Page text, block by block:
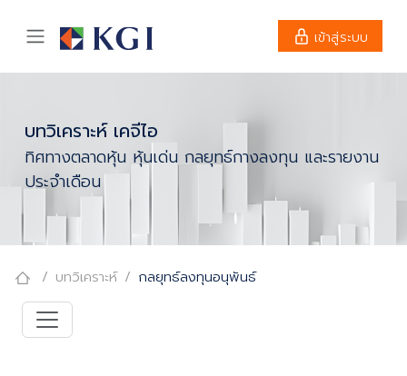
เข้าสู่ระบบ
บทวิเคราะห์ เคจีไอ
ทิศทางตลาดหุ้น หุ้นเด่น กลยุทธ์กางลงทุน และรายงาน
ประจำเดือน
บทวิเคราะห์ กลยุทธ์ลงทุนอนุพันธ์